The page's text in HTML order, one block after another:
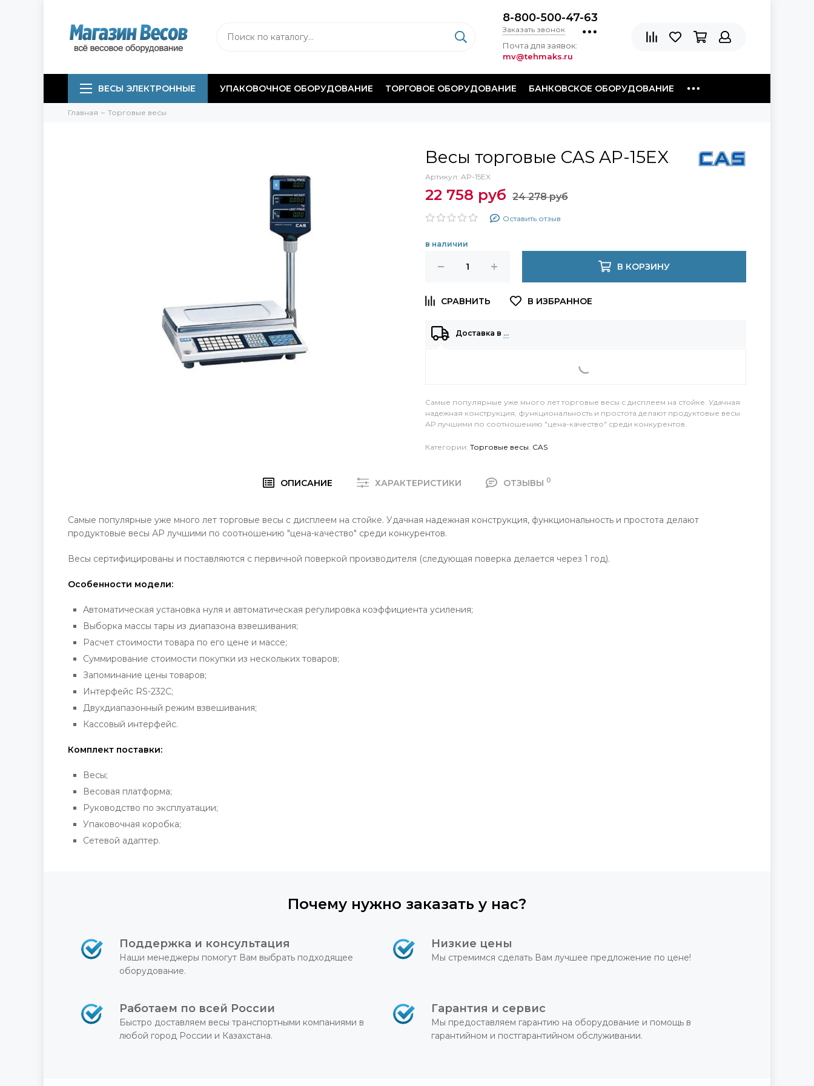
8-800-500-47-63
Заказать звонок
Почта для заявок:
mv@tehmaks.ru
ВЕСЫ ЭЛЕКТРОННЫЕ УПАКОВОЧНОЕ ОБОРУДОВАНИЕ ТОРГОВОЕ ОБОРУДОВАНИЕ БАНКОВСКОЕ ОБОРУДОВАНИЕ
Главная Торговые весы
Весы торговые CAS AP-15EX
Артикул: AP-15EX
22 758 руб 24 278 руб
Оставить отзыв
в наличии
В КОРЗИНУ
Доставка в …
Самые популярные уже много лет торговые весы с дисплеем на стойке. Удачная
надежная конструкция, функциональность и простота делают продуктовые весы
АР лучшими по соотношению "цена-качество" среди конкурентов.
Категории: Торговые весы CAS
ОПИСАНИЕ ХАРАКТЕРИСТИКИ ОТЗЫВЫ 0
Самые популярные уже много лет торговые весы с дисплеем на стойке. Удачная надежная конструкция, функциональность и простота делают
продуктовые весы АР лучшими по соотношению "цена-качество" среди конкурентов.
Весы сертифицированы и поставляются с первичной поверкой производителя (следующая поверка делается через 1 год).
Особенности модели:
Автоматическая установка нуля и автоматическая регулировка коэффициента усиления;
Выборка массы тары из диапазона взвешивания;
Расчет стоимости товара по его цене и массе;
Суммирование стоимости покупки из нескольких товаров;
Запоминание цены товаров;
Интерфейс RS-232C;
Двухдиапазонный режим взвешивания;
Кассовый интерфейс.
Комплект поставки:
Весы;
Весовая платформа;
Руководство по эксплуатации;
Упаковочная коробка;
Сетевой адаптер.
Почему нужно заказать у нас?
Поддержка и консультация
Наши менеджеры помогут Вам выбрать подходящее
оборудование.
Низкие цены
Мы стремимся сделать Вам лучшее предложение по цене!
Работаем по всей России
Быстро доставляем весы транспортными компаниями в
любой город России и Казахстана.
Гарантия и сервис
Мы предоставляем гарантию на оборудование и помощь в
гарантийном и постгарантийном обслуживании.